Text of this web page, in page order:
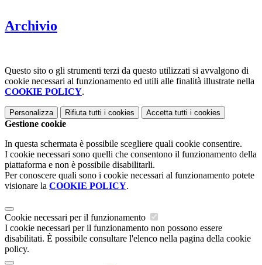
Archivio
Questo sito o gli strumenti terzi da questo utilizzati si avvalgono di
cookie necessari al funzionamento ed utili alle finalità illustrate nella
COOKIE POLICY.
Personalizza Rifiuta tutti i cookies Accetta tutti i cookies
Gestione cookie
In questa schermata è possibile scegliere quali cookie consentire.
I cookie necessari sono quelli che consentono il funzionamento della
piattaforma e non è possibile disabilitarli.
Per conoscere quali sono i cookie necessari al funzionamento potete
visionare la COOKIE POLICY.
Cookie necessari per il funzionamento
I cookie necessari per il funzionamento non possono essere
disabilitati. È possibile consultare l'elenco nella pagina della cookie
policy.